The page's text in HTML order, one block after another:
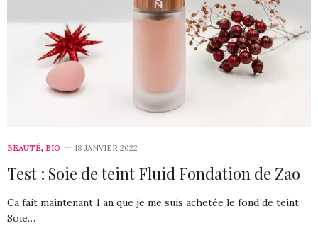
BEAUTÉ, BIO 18 JANVIER 2022
Test : Soie de teint Fluid Fondation de Zao
Ca fait maintenant 1 an que je me suis achetée le fond de teint
Soie…